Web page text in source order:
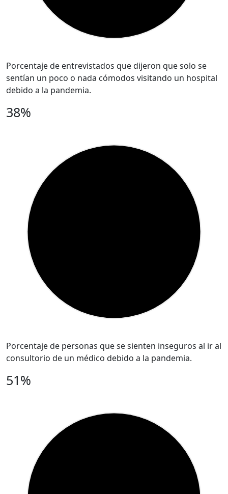
Porcentaje de entrevistados que dijeron que solo se
sentían un poco o nada cómodos visitando un hospital
debido a la pandemia.
38%
Porcentaje de personas que se sienten inseguros al ir al
consultorio de un médico debido a la pandemia.
51%